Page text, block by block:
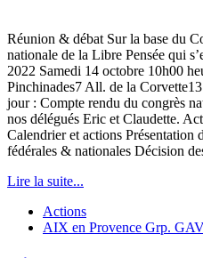
Réunion & débat Sur la base du
nationale de la Libre Pensée qui
2022 Samedi 14 octobre 10h00
Pinchinades7 All. de la
jour : Compte rendu du congrès
nos délégués Eric et Claudette.
Calendrier et actions Présentation
fédérales & nationales Décision
Lire la suite...
Actions
AIX en Provence Grp.